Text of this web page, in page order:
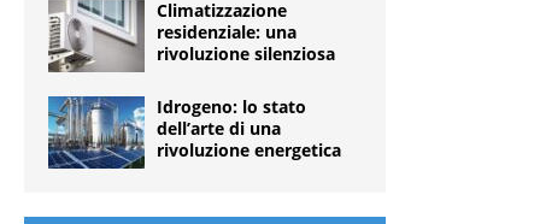
Climatizzazione
residenziale: una
rivoluzione silenziosa
Idrogeno: lo stato
dell’arte di una
rivoluzione energetica